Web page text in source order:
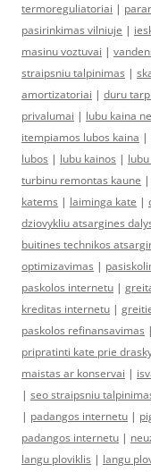
termoreguliatoriai |
pasirinkimas vilniuje |
masinu voztuvai |
straipsniu talpinimas |
amortizatoriai | duru
privalumai | lubu kaina
itempiamos lubos kaina |
lubos | lubu kainos |
turbinu remontas kaune |
katems | laiminga kate |
dziovykliu atsargines
buitines technikos
optimizavimas |
paskolos internetu |
kreditas internetu |
paskolos refinansavimas |
pripratinti kate prie
maistas ar konservai |
| seo straipsniu
| padangos internetu |
padangos internetu |
langu ploviklis | langu